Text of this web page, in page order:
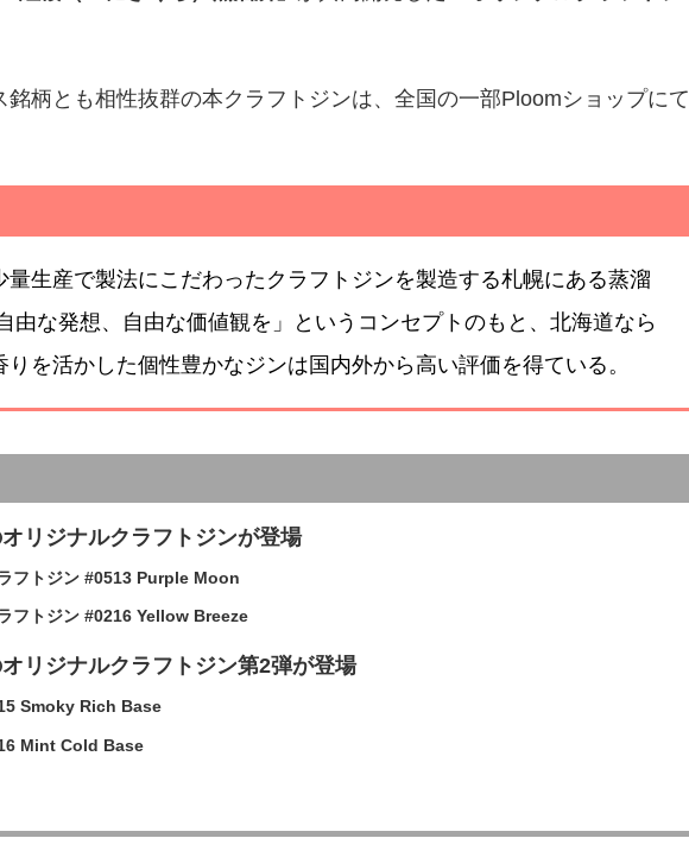
柄とも相性抜群の本クラフトジンは、全国の一部Ploomショップにて
量生産で製法にこだわったクラフトジンを製造する札幌にある蒸溜
由な発想、自由な価値観を」というコンセプトのもと、北海道なら
を活かした個性豊かなジンは国内外から高い評価を得ている。
リジナルクラフトジンが登場
フトジン #0513 Purple Moon
フトジン #0216 Yellow Breeze
リジナルクラフトジン第2弾が登場
Smoky Rich Base
Mint Cold Base